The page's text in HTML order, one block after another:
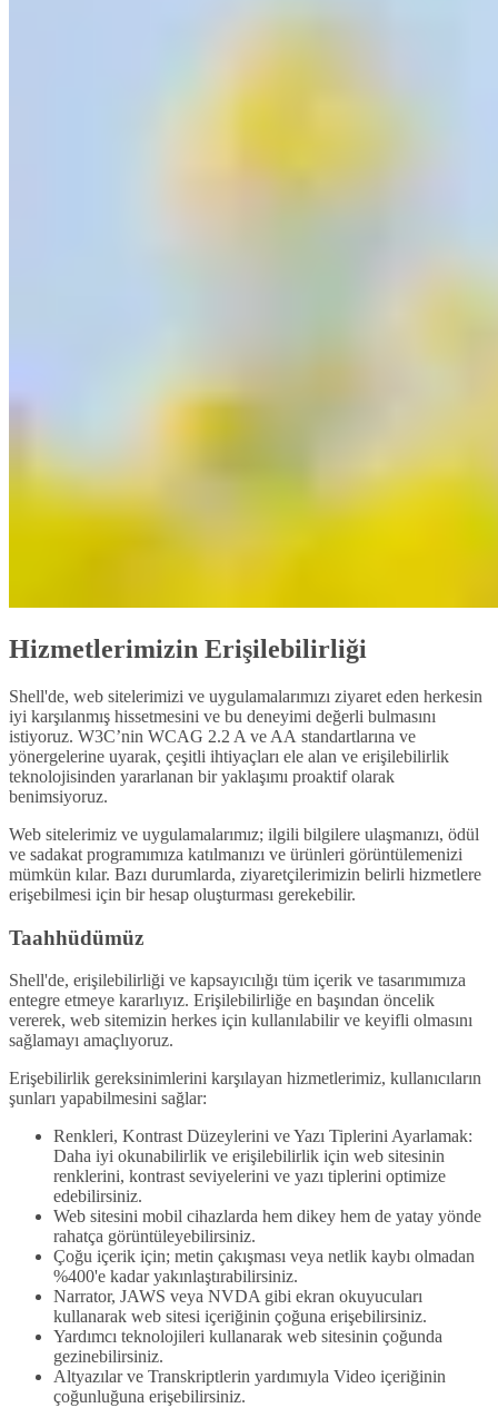
Hizmetlerimizin Erişilebilirliği
Shell'de, web sitelerimizi ve uygulamalarımızı ziyaret eden herkesin
iyi karşılanmış hissetmesini ve bu deneyimi değerli bulmasını
istiyoruz. W3C’nin WCAG 2.2 A ve AA standartlarına ve
yönergelerine uyarak, çeşitli ihtiyaçları ele alan ve erişilebilirlik
teknolojisinden yararlanan bir yaklaşımı proaktif olarak
benimsiyoruz.
Web sitelerimiz ve uygulamalarımız; ilgili bilgilere ulaşmanızı, ödül
ve sadakat programımıza katılmanızı ve ürünleri görüntülemenizi
mümkün kılar. Bazı durumlarda, ziyaretçilerimizin belirli hizmetlere
erişebilmesi için bir hesap oluşturması gerekebilir.
Taahhüdümüz
Shell'de, erişilebilirliği ve kapsayıcılığı tüm içerik ve tasarımımıza
entegre etmeye kararlıyız. Erişilebilirliğe en başından öncelik
vererek, web sitemizin herkes için kullanılabilir ve keyifli olmasını
sağlamayı amaçlıyoruz.
Erişebilirlik gereksinimlerini karşılayan hizmetlerimiz, kullanıcıların
şunları yapabilmesini sağlar:
Renkleri, Kontrast Düzeylerini ve Yazı Tiplerini Ayarlamak:
Daha iyi okunabilirlik ve erişilebilirlik için web sitesinin
renklerini, kontrast seviyelerini ve yazı tiplerini optimize
edebilirsiniz.
Web sitesini mobil cihazlarda hem dikey hem de yatay yönde
rahatça görüntüleyebilirsiniz.
Çoğu içerik için; metin çakışması veya netlik kaybı olmadan
%400'e kadar yakınlaştırabilirsiniz.
Narrator, JAWS veya NVDA gibi ekran okuyucuları
kullanarak web sitesi içeriğinin çoğuna erişebilirsiniz.
Yardımcı teknolojileri kullanarak web sitesinin çoğunda
gezinebilirsiniz.
Altyazılar ve Transkriptlerin yardımıyla Video içeriğinin
çoğunluğuna erişebilirsiniz.